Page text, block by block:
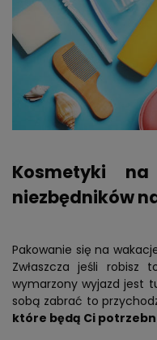
Kosmetyki
niezbędników
Pakowanie się na
Zwłaszcza jeśli
wymarzony wyjazd jest
sobą zabrać to
które będą Ci